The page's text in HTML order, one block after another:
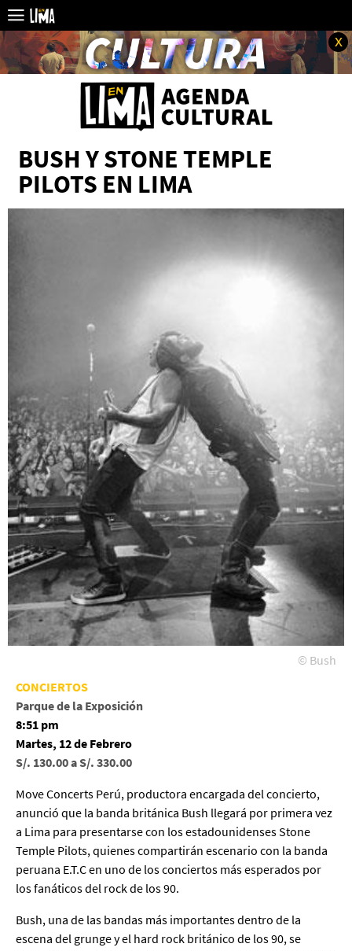
x
BUSH Y STONE TEMPLE
PILOTS EN LIMA
© Bush
CONCIERTOS
Parque de la Exposición
8:51 pm
Martes, 12 de Febrero
S/. 130.00 a S/. 330.00
Move Concerts Perú, productora encargada del concierto,
anunció que la banda británica Bush llegará por primera vez
a Lima para presentarse con los estadounidenses Stone
Temple Pilots, quienes compartirán escenario con la banda
peruana E.T.C en uno de los conciertos más esperados por
los fanáticos del rock de los 90.
Bush, una de las bandas más importantes dentro de la
escena del grunge y el hard rock británico de los 90, se